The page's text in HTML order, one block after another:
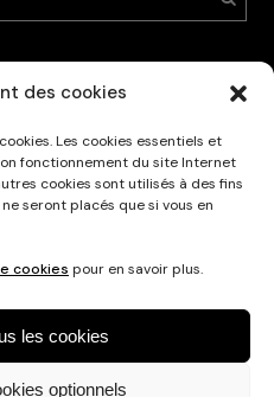
des cookies
Les cookies essentiels et
fonctionnement du site Internet
cookies sont utilisés à des fins
seront placés que si vous en
cookies pour en savoir plus.
les cookies
optionnels